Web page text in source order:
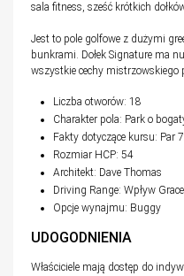
sala fitness, sześć krótkich
Jest to pole golfowe z dużymi
bunkrami. Dołek Signature ma
wszystkie cechy mistrzowskiego
Liczba otworów: 18
Charakter pola: Park o
Fakty dotyczące kursu: Par
Rozmiar HCP: 54
Architekt: Dave Thomas
Driving Range: Wpływ
Opcje wynajmu: Buggy
UDOGODNIENIA
Właściciele mają dostęp do